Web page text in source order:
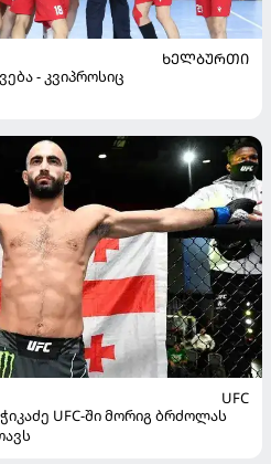
ᲮᲔᲚᲑᲣᲠᲗᲘ
- კვიპროსიც
UFC
UFC-ში მორიგ ბრძოლას